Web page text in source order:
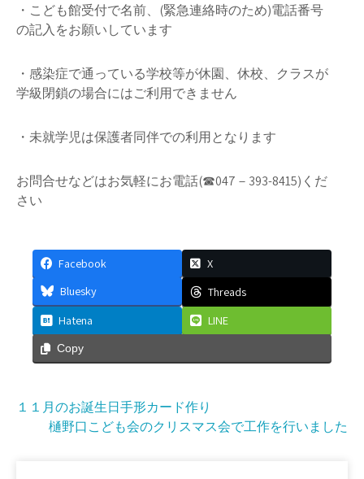
・こども館受付で名前、(緊急連絡時のため)電話番号
の記入をお願いしています
・感染症で通っている学校等が休園、休校、クラスが
学級閉鎖の場合にはご利用できません
・未就学児は保護者同伴での利用となります
お問合せなどはお気軽にお電話(☎047－393-8415)くだ
さい
Facebook
X
Bluesky
Threads
Hatena
LINE
Copy
投
１１月のお誕生日手形カード作り
樋野口こども会のクリスマス会で工作を行いました